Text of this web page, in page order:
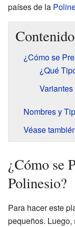
países de la
Contenido
¿Cómo se
¿Qué
Nombres y
Véase
¿Cómo se
Polinesio?
Para hacer este
pequeños. Luego,